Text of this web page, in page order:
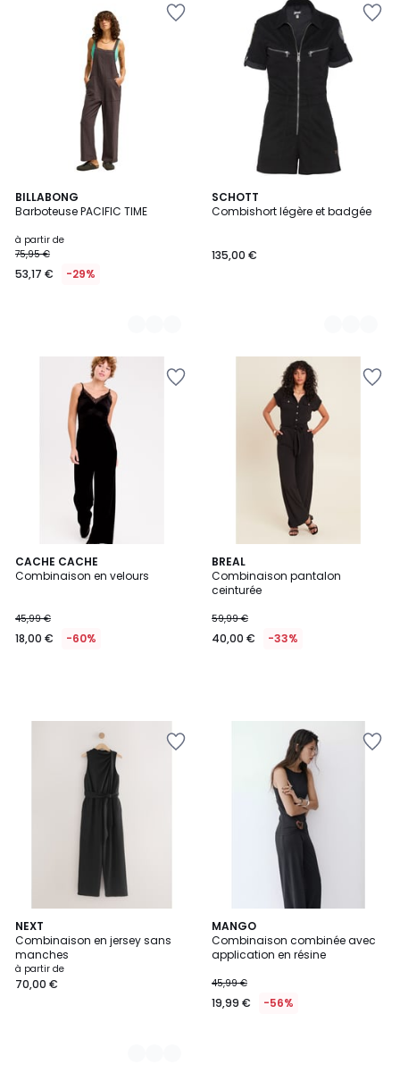
BILLABONG
Barboteuse PACIFIC TIME
à partir de
75,95 €
53,17 € -29%
5
Couleurs
SCHOTT
Combishort légère et badgée
135,00 €
4
Couleurs
CACHE CACHE
Combinaison en velours
45,99 €
18,00 € -60%
BREAL
Combinaison pantalon
ceinturée
59,99 €
40,00 € -33%
NEXT
Combinaison en jersey sans
manches
à partir de
70,00 €
3
Couleurs
MANGO
Combinaison combinée avec
application en résine
45,99 €
19,99 € -56%